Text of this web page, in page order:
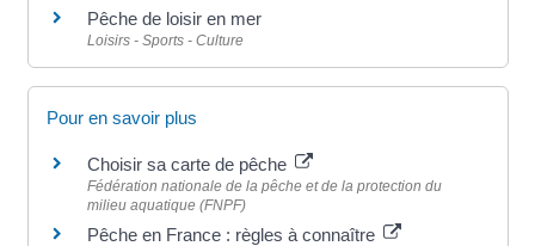
Pêche de loisir en mer
Loisirs - Sports - Culture
Pour en savoir plus
Choisir sa carte de pêche
Fédération nationale de la pêche et de la protection du
milieu aquatique (FNPF)
Pêche en France : règles à connaître